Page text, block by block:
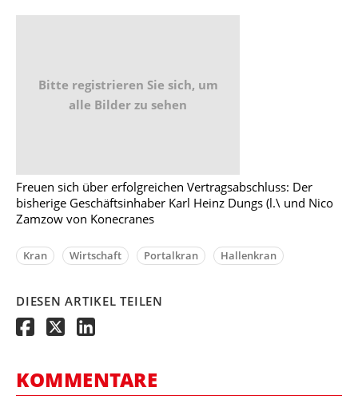
Bitte registrieren Sie sich, um
alle Bilder zu sehen
Freuen sich über erfolgreichen Vertragsabschluss: Der
bisherige Geschäftsinhaber Karl Heinz Dungs (l.\ und Nico
Zamzow von Konecranes
Kran Wirtschaft Portalkran Hallenkran
DIESEN ARTIKEL TEILEN
KOMMENTARE